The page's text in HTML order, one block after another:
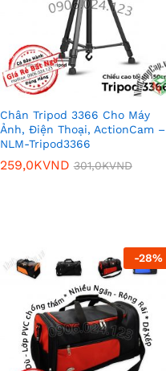
Chân Tripod 3366 Cho Máy
Ảnh, Điện Thoại, ActionCam –
NLM-Tripod3366
259,0KVND 301,0KVND
259,0KVND 301,0KVND
-28%